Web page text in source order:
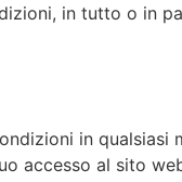
in tutto o in
in qualsiasi
accesso al sito